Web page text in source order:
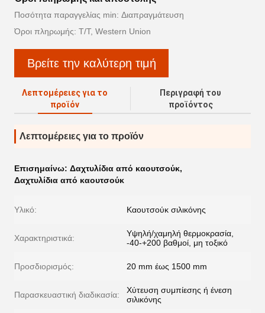
Ποσότητα παραγγελίας min: Διαπραγμάτευση
Όροι πληρωμής: T/T, Western Union
Βρείτε την καλύτερη τιμή
Λεπτομέρειες για το
προϊόν
Περιγραφή του
προϊόντος
Λεπτομέρειες για το προϊόν
Επισημαίνω: Δαχτυλίδια από καουτσούκ,
Δαχτυλίδια από καουτσούκ
Υλικό: Καουτσούκ σιλικόνης
Χαρακτηριστικά:
Υψηλή/χαμηλή θερμοκρασία,
-40-+200 βαθμοί, μη τοξικό
Προσδιορισμός: 20 mm έως 1500 mm
Παρασκευαστική διαδικασία:
Χύτευση συμπίεσης ή ένεση
σιλικόνης